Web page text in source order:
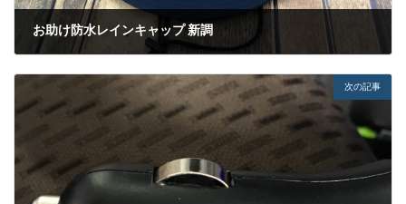
お助け防水レインキャップ 新調
次の記事